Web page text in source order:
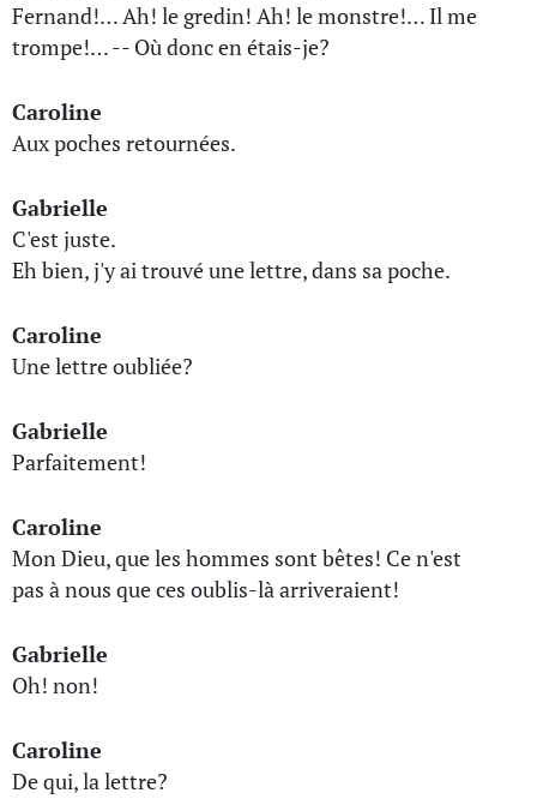
Fernand!… Ah! le gredin! Ah! le monstre!… Il me
trompe!… -- Où donc en étais-je?
Caroline
Aux poches retournées.
Gabrielle
C'est juste.
Eh bien, j'y ai trouvé une lettre, dans sa poche.
Caroline
Une lettre oubliée?
Gabrielle
Parfaitement!
Caroline
Mon Dieu, que les hommes sont bêtes! Ce n'est
pas à nous que ces oublis-là arriveraient!
Gabrielle
Oh! non!
Caroline
De qui, la lettre?